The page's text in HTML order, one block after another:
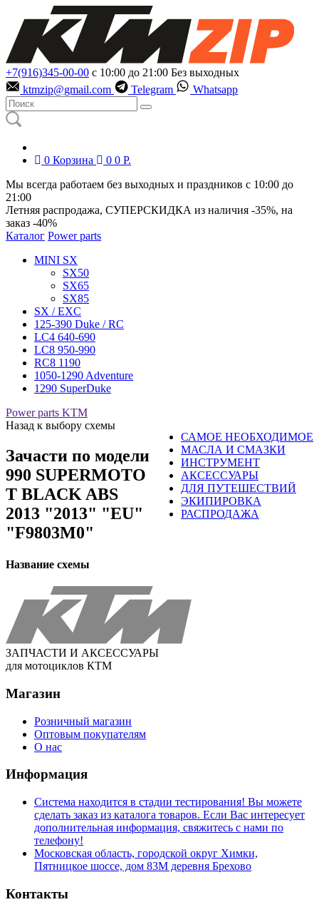
+7(916)345-00-00 с 10:00 до 21:00 Без выходных
ktmzip@gmail.com
Telegram Whatsapp
0 Корзина 0 0 Р.
Мы всегда работаем без выходных и праздников с 10:00 до
21:00
Летняя распродажа, СУПЕРСКИДКА из наличия -35%, на
заказ -40%
Каталог Power parts
MINI SX
SX50
SX65
SX85
SX / EXC
125-390 Duke / RC
LC4 640-690
LC8 950-990
RC8 1190
1050-1290 Adventure
1290 SuperDuke
Power parts KTM
САМОЕ НЕОБХОДИМОЕ
МАСЛА И СМАЗКИ
ИНСТРУМЕНТ
АКСЕССУАРЫ
ДЛЯ ПУТЕШЕСТВИЙ
ЭКИПИРОВКА
РАСПРОДАЖА
Назад к выбору схемы
Зачасти по модели
990 SUPERMOTO
T BLACK ABS
2013 "2013" "EU"
"F9803M0"
Название схемы
ЗАПЧАСТИ И АКСЕССУАРЫ
для мотоциклов КТМ
Магазин
Розничный магазин
Оптовым покупателям
О нас
Информация
Система находится в стадии тестирования! Вы можете
сделать заказ из каталога товаров. Если Вас интересует
дополнительная информация, свяжитесь с нами по
телефону!
Московская область, городской округ Химки,
Пятницкое шоссе, дом 83М деревня Брехово
Контакты